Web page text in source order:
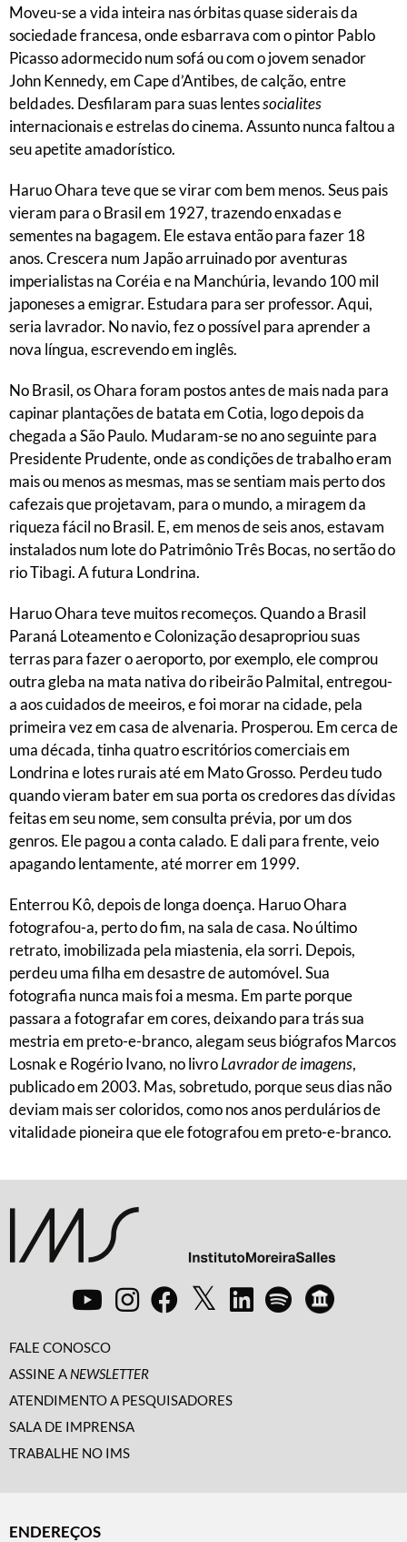
Moveu-se a vida inteira nas órbitas quase siderais da
sociedade francesa, onde esbarrava com o pintor Pablo
Picasso adormecido num sofá ou com o jovem senador
John Kennedy, em Cape d’Antibes, de calção, entre
beldades. Desfilaram para suas lentessocialites
internacionais e estrelas do cinema. Assunto nunca faltou a
seu apetite amadorístico.
Haruo Ohara teve que se virar com bem menos. Seus pais
vieram para o Brasil em 1927, trazendo enxadas e
sementes na bagagem. Ele estava então para fazer 18
anos. Crescera num Japão arruinado por aventuras
imperialistas na Coréia e na Manchúria, levando 100 mil
japoneses a emigrar. Estudara para ser professor. Aqui,
seria lavrador. No navio, fez o possível para aprender a
nova língua, escrevendo em inglês.
No Brasil, os Ohara foram postos antes de mais nada para
capinar plantações de batata em Cotia, logo depois da
chegada a São Paulo. Mudaram-se no ano seguinte para
Presidente Prudente, onde as condições de trabalho eram
mais ou menos as mesmas, mas se sentiam mais perto dos
cafezais que projetavam, para o mundo, a miragem da
riqueza fácil no Brasil. E, em menos de seis anos, estavam
instalados num lote do Patrimônio Três Bocas, no sertão do
rio Tibagi. A futura Londrina.
Haruo Ohara teve muitos recomeços. Quando a Brasil
Paraná Loteamento e Colonização desapropriou suas
terras para fazer o aeroporto, por exemplo, ele comprou
outra gleba na mata nativa do ribeirão Palmital, entregou-
a aos cuidados de meeiros, e foi morar na cidade, pela
primeira vez em casa de alvenaria. Prosperou. Em cerca de
uma década, tinha quatro escritórios comerciais em
Londrina e lotes rurais até em Mato Grosso. Perdeu tudo
quando vieram bater em sua porta os credores das dívidas
feitas em seu nome, sem consulta prévia, por um dos
genros. Ele pagou a conta calado. E dali para frente, veio
apagando lentamente, até morrer em 1999.
Enterrou Kô, depois de longa doença. Haruo Ohara
fotografou-a, perto do fim, na sala de casa. No último
retrato, imobilizada pela miastenia, ela sorri. Depois,
perdeu uma filha em desastre de automóvel. Sua
fotografia nunca mais foi a mesma. Em parte porque
passara a fotografar em cores, deixando para trás sua
mestria em preto-e-branco, alegam seus biógrafos Marcos
Losnak e Rogério Ivano, no livroLavrador de imagens,
publicado em 2003. Mas, sobretudo, porque seus dias não
deviam mais ser coloridos, como nos anos perdulários de
vitalidade pioneira que ele fotografou em preto-e-branco.
FALE CONOSCO
ASSINE A NEWSLETTER
ATENDIMENTO A PESQUISADORES
SALA DE IMPRENSA
TRABALHE NO IMS
ENDEREÇOS